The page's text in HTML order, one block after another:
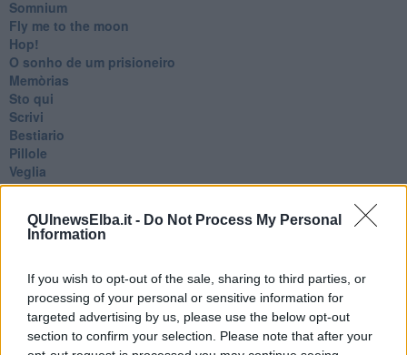
QUInewsElba.it - Do Not Process My Personal
Information
If you wish to opt-out of the sale, sharing to third parties, or
processing of your personal or sensitive information for
targeted advertising by us, please use the below opt-out
section to confirm your selection. Please note that after your
Somnium
Fly me to the moon
Hop!
O sonho de um prisioneiro
Memòrias
Sto qui
Scrivi
Bestiario
Pillole
Veglia
​“D” come delitto
Belle lettere
25 Aprile
Silenzio
Le parole
​L’Australiana
Le stelle del jazz